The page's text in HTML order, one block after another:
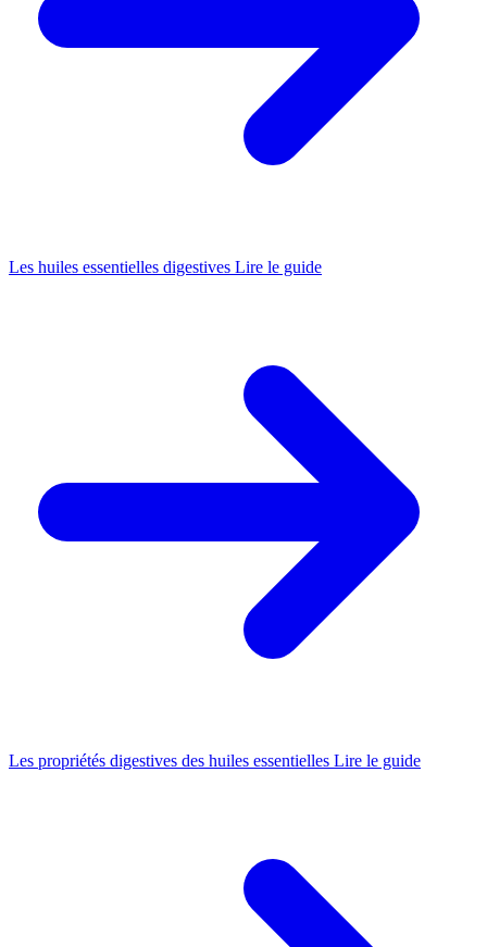
Les huiles essentielles digestives Lire le guide
Les propriétés digestives des huiles essentielles Lire le guide